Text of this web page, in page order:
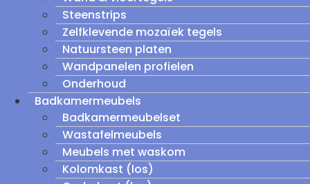
Steenstrips
Zelfklevende mozaïek tegels
Natuursteen platen
Wandpanelen profielen
Onderhoud
Badkamermeubels
Badkamermeubelset
Wastafelmeubels
Meubels met waskom
Kolomkast (los)